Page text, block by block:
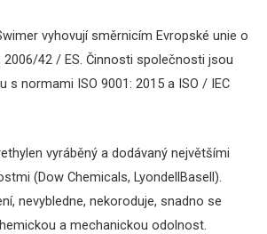
vyhovují směrnicím Evropské unie o
42 / ES. Činnosti společnosti jsou
s normami ISO 9001: 2015 a ISO / IEC
vyráběný a dodávaný největšími
(Dow Chemicals, LyondellBasell).
nevybledne, nekoroduje, snadno se
a mechanickou odolnost.